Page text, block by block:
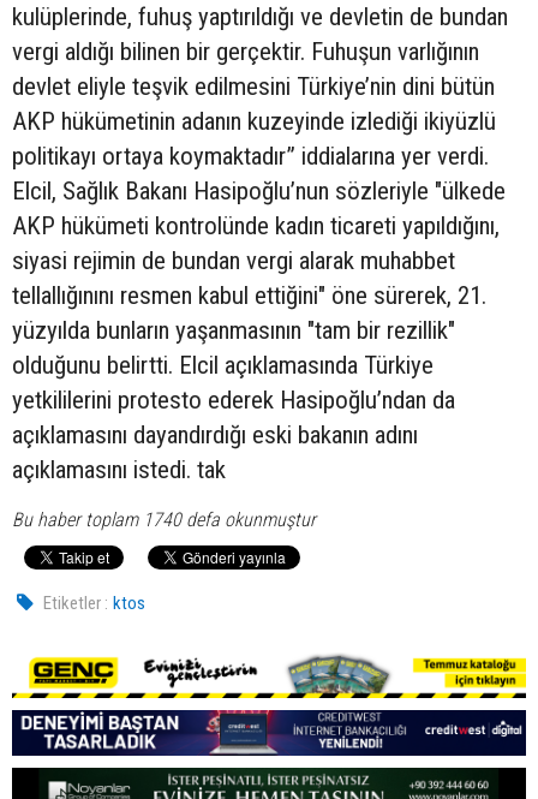
kulüplerinde, fuhuş yaptırıldığı ve devletin de bundan
vergi aldığı bilinen bir gerçektir. Fuhuşun varlığının
devlet eliyle teşvik edilmesini Türkiye’nin dini bütün
AKP hükümetinin adanın kuzeyinde izlediği ikiyüzlü
politikayı ortaya koymaktadır” iddialarına yer verdi.
Elcil, Sağlık Bakanı Hasipoğlu’nun sözleriyle "ülkede
AKP hükümeti kontrolünde kadın ticareti yapıldığını,
siyasi rejimin de bundan vergi alarak muhabbet
tellallığınını resmen kabul ettiğini" öne sürerek, 21.
yüzyılda bunların yaşanmasının "tam bir rezillik"
olduğunu belirtti. Elcil açıklamasında Türkiye
yetkililerini protesto ederek Hasipoğlu’ndan da
açıklamasını dayandırdığı eski bakanın adını
açıklamasını istedi. tak
Bu haber toplam 1740 defa okunmuştur
Etiketler : ktos